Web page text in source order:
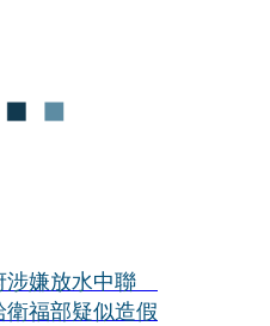
涉嫌放水中聯
福部疑似造假